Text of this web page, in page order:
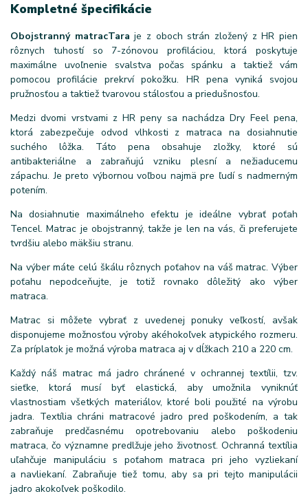
Kompletné špecifikácie
Obojstranný matracTaraje z oboch strán zložený z HR pien
rôznych tuhostí so 7-zónovou profiláciou, ktorá poskytuje
maximálne uvoľnenie svalstva počas spánku a taktiež vám
pomocou profilácie prekrví pokožku. HR pena vyniká svojou
pružnosťou a taktiež tvarovou stálosťou a priedušnosťou.
Medzi dvomi vrstvami z HR peny sa nachádza Dry Feel pena,
ktorá zabezpečuje odvod vlhkosti z matraca na dosiahnutie
suchého lôžka. Táto pena obsahuje zložky, ktoré sú
antibakteriálne a zabraňujú vzniku plesní a nežiaducemu
zápachu. Je preto výbornou voľbou najmä pre ľudí s nadmerným
potením.
Na dosiahnutie maximálneho efektu je ideálne vybrať poťah
Tencel. Matrac je obojstranný, takže je len na vás, či preferujete
tvrdšiu alebo mäkšiu stranu.
Na výber máte celú škálu rôznych poťahov na váš matrac. Výber
poťahu nepodceňujte, je totiž rovnako dôležitý ako výber
matraca.
Matrac si môžete vybrať z uvedenej ponuky veľkostí, avšak
disponujeme možnosťou výroby akéhokoľvek atypického rozmeru.
Za príplatok je možná výroba matraca aj v dĺžkach 210 a 220 cm.
Každý náš matrac má jadro chránené v ochrannej textílii, tzv.
sieťke, ktorá musí byť elastická, aby umožnila vyniknúť
vlastnostiam všetkých materiálov, ktoré boli použité na výrobu
jadra. Textília chráni matracové jadro pred poškodením, a tak
zabraňuje predčasnému opotrebovaniu alebo poškodeniu
matraca, čo významne predlžuje jeho životnosť. Ochranná textília
uľahčuje manipuláciu s poťahom matraca pri jeho vyzliekaní
a navliekaní. Zabraňuje tiež tomu, aby sa pri tejto manipulácii
jadro akokoľvek poškodilo.